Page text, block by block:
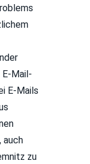
E-Mail-
E-Mails
auch
zu